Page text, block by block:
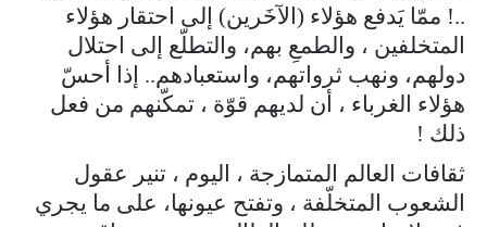
..! ممّا يَدفع هؤلاء (الآخَرين) إلى احتقار هؤلاء
المتخلفين ، والطمعِ بهم، والتطلّع إلى احتلال
دولهم، ونهب ثرواتهم، واستعبادهم.. إذا أحسّ
هؤلاء الغرباء ، أن لديهم قوّة ، تمكّنهم من فعل
ذلك !
ثقافات العالم المتمازجة ، اليوم ، تنير عقول
الشعوب المتخلّفة ، وتفتح عيونها، على ما يجري